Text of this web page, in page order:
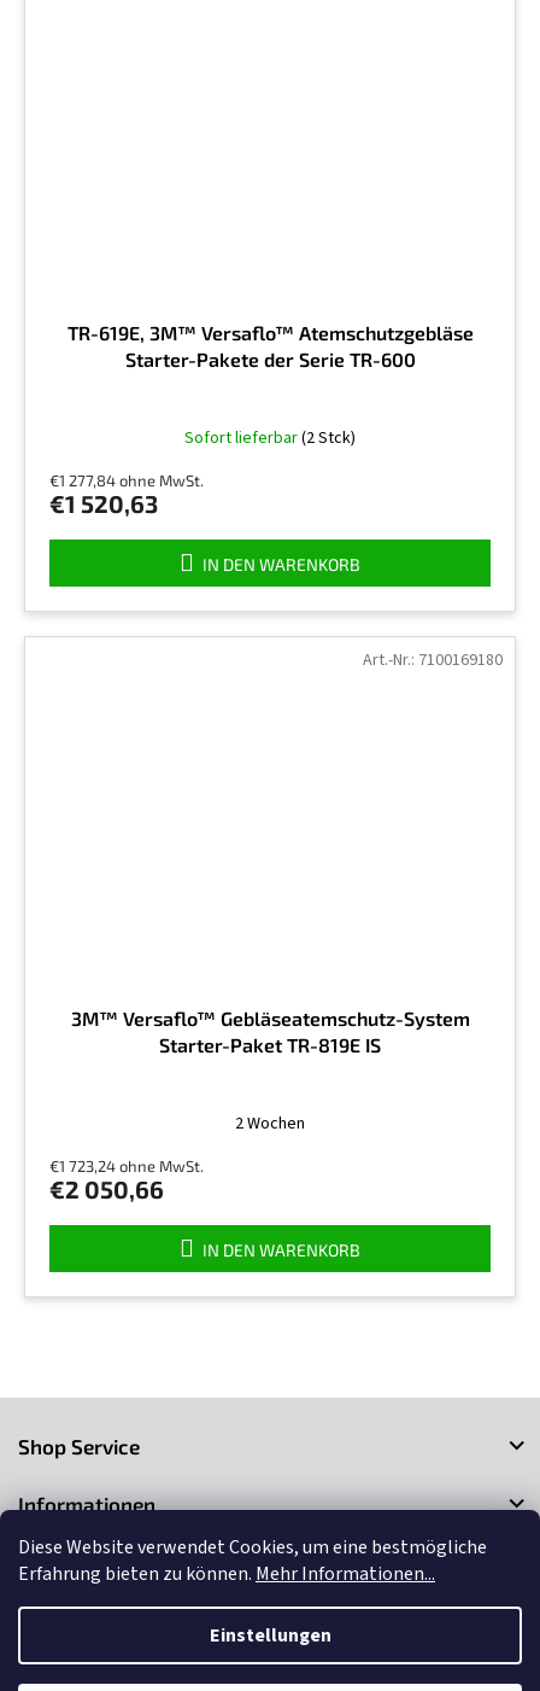
Diese Website verwendet Cookies, um eine bestmögliche
Erfahrung bieten zu können. Mehr Informationen...
Einstellungen
TR-619E, 3M™ Versaflo™ Atemschutzgebläse
Starter-Pakete der Serie TR-600
Sofort lieferbar(2 Stck)
€1 277,84 ohne MwSt.
€1 520,63
IN DEN WARENKORB
3M™ Versaflo™ Gebläseatemschutz-System
Starter-Paket TR-819E IS
2 Wochen
€1 723,24 ohne MwSt.
€2 050,66
IN DEN WARENKORB
Art.-Nr.: 7100169180
e
Shop Service
Informationen
Kontakt
Einstellungen ändern